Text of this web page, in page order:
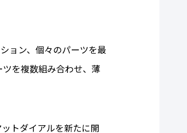
ョン、個々のパーツを最
を複数組み合わせ、薄
トダイアルを新たに開